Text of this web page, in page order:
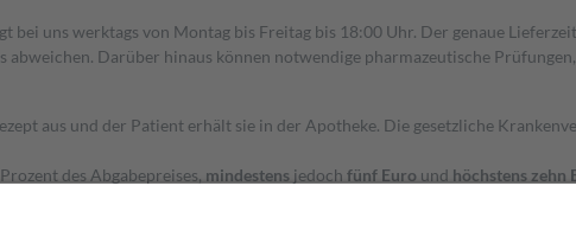
bei uns werktags von Montag bis Freitag bis 18:00 Uhr. Der genaue
Darüber hinaus können notwendige pharmazeutische
aus und der Patient erhält sie in der Apotheke. Die gesetzliche
des Abgabepreises, mindestens jedoch fünf Euro und höchstens zehn